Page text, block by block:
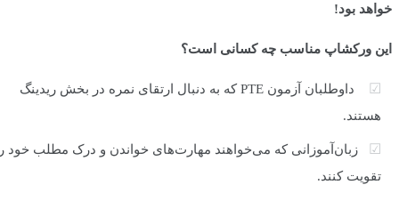
خواهد بود!
این ورکشاپ مناسب چه کسانی است؟
داوطلبان آزمون PTE که به دنبال ارتقای نمره در بخش ریدینگ
هستند.
زبان‌آموزانی که می‌خواهند مهارت‌های خواندن و درک مطلب خود را
تقویت کنند.